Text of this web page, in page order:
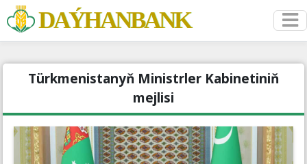
DAÝHANBANK
Türkmenistanyň Ministrler Kabinetiniň
mejlisi